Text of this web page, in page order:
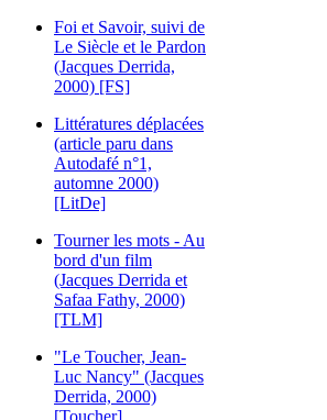
Foi et Savoir, suivi de
Le Siècle et le Pardon
(Jacques Derrida,
2000) [FS]
Littératures déplacées
(article paru dans
Autodafé n°1,
automne 2000)
[LitDe]
Tourner les mots - Au
bord d'un film
(Jacques Derrida et
Safaa Fathy, 2000)
[TLM]
"Le Toucher, Jean-
Luc Nancy" (Jacques
Derrida, 2000)
[Toucher]